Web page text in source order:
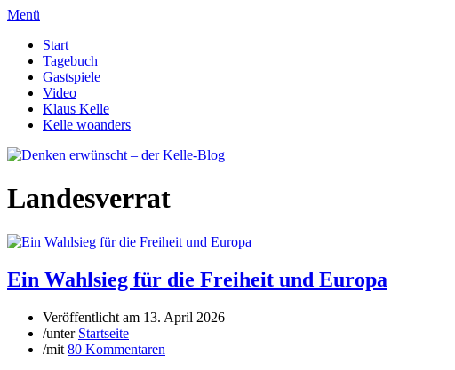
Menü
Start
Tagebuch
Gastspiele
Video
Klaus Kelle
Kelle woanders
Landesverrat
Ein Wahlsieg für die Freiheit und Europa
Veröffentlicht am 13. April 2026
/unter Startseite
/mit 80 Kommentaren